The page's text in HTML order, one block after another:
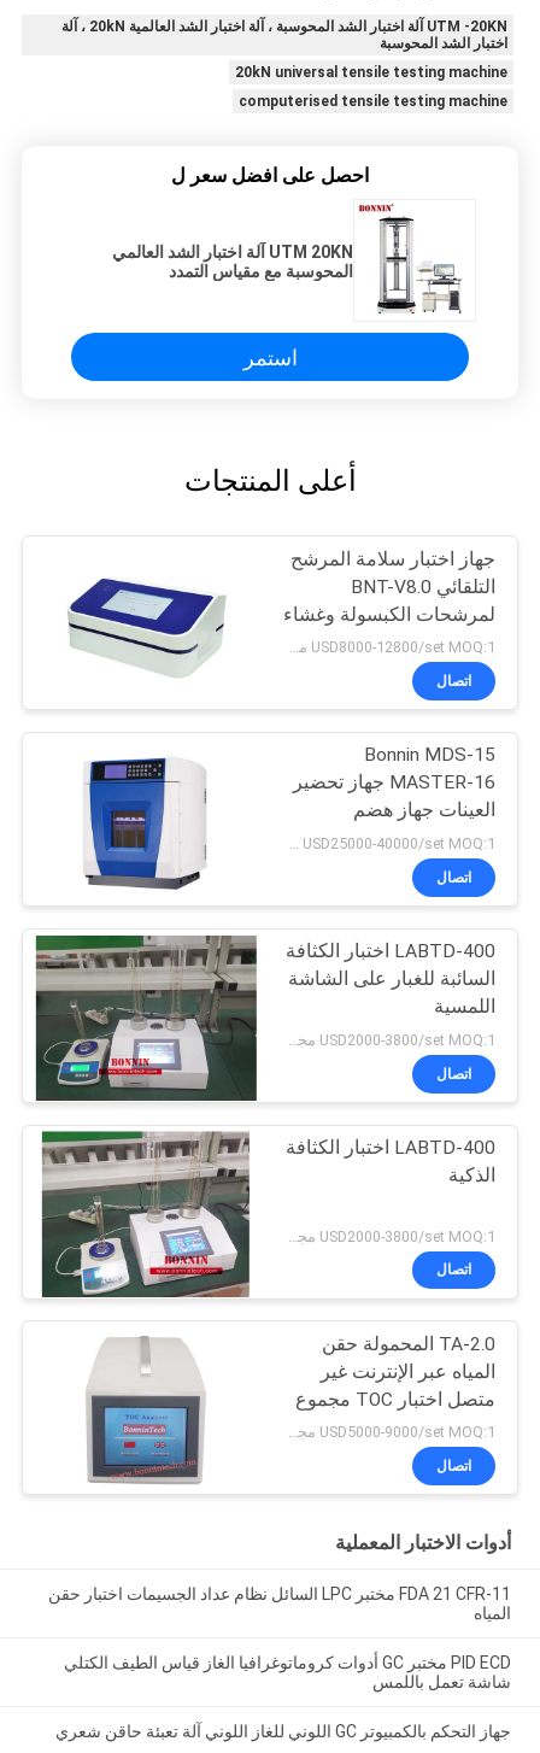
UTM -20KN آلة اختبار الشد المحوسبة ، آلة اختبار الشد العالمية 20kN ، آلة
اختبار الشد المحوسبة
20kN universal tensile testing machine
computerised tensile testing machine
احصل على افضل سعر ل
UTM 20KN آلة اختبار الشد العالمي
المحوسبة مع مقياس التمدد
استمر
أعلى المنتجات
جهاز اختبار سلامة المرشح
التلقائي BNT-V8.0
لمرشحات الكبسولة وغشاء
الترشيح الفائق
USD8000-12800/set MOQ:1 مجموعة
اتصال
Bonnin MDS-15
MASTER-16 جهاز تحضير
العينات جهاز هضم
الموجات الدقيقة
اتصال
LABTD-400 اختبار الكثافة
السائبة للغبار على الشاشة
اللمسية
اتصال
LABTD-400 اختبار الكثافة
الذكية
اتصال
TA-2.0 المحمولة حقن
المياه عبر الإنترنت غير
متصل اختبار TOC مجموع
الكربون العضوي محلل
USD5000-9000/set MOQ:1 مجموعة
اتصال
أدوات الاختبار المعملية
FDA 21 CFR-11 مختبر LPC السائل نظام عداد الجسيمات اختبار حقن
المياه
PID ECD مختبر GC أدوات كروماتوغرافيا الغاز قياس الطيف الكتلي
شاشة تعمل باللمس
جهاز التحكم بالكمبيوتر GC اللوني للغاز اللوني آلة تعبئة حاقن شعري